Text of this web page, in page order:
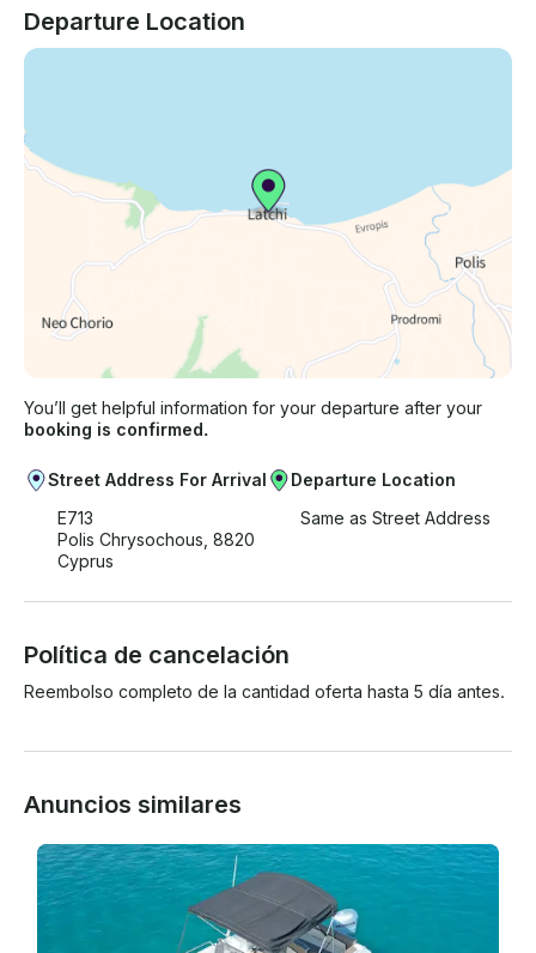
Departure Location
You’ll get helpful information for your departure after your
booking is confirmed.
Street Address For Arrival
E713
Polis Chrysochous, 8820
Cyprus
Departure Location
Same as Street Address
Política de cancelación
Reembolso completo de la cantidad oferta hasta 5 día antes.
Anuncios similares